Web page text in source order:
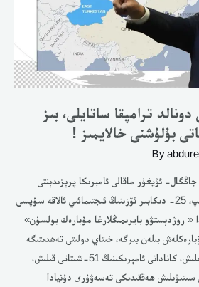
ترامپقا ساتايلى، بىز
ئۇيغۇر ماقالى ئامېرىكا پرېزىدېنتى
بولۇپ سايلانغان دونالد ترامپ، 25- دىكابىر ئۆزىنىڭ ئىجتىمائىي ئالاقە سۇپسى
روژدېستۋو بايرىمىڭلارغا مۇبارەك بولسۇن»
بىلەن بىرگە، خىتاي دولىتى تەھدىتىگە
قارشى پاناما قانىلىنى قايتۇرۋىلىش، كانادانى ئامېرىكىنىڭ 51-شىتاتى قىلىش،
سىتىۋىلىش ھەققىدىكى تەسەۋۇرى دۇنيادا